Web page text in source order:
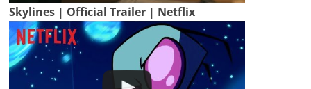
Skylines | Official Trailer | Netflix